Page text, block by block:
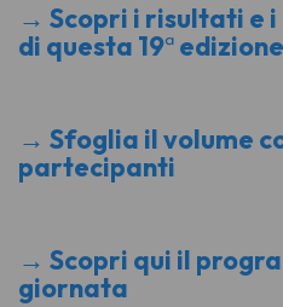
→ Scopri i risultati e
di questa 19ªedizione
→ Sfoglia il volume
partecipanti
→ Scopri qui il
giornata